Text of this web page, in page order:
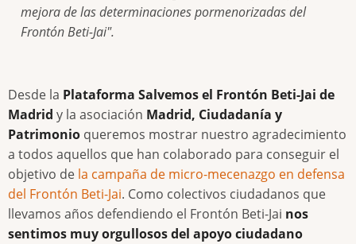
mejora de las determinaciones pormenorizadas del
Frontón Beti-Jai".
Desde la Plataforma Salvemos el Frontón Beti-Jai de
Madrid y la asociación Madrid, Ciudadanía y
Patrimonio queremos mostrar nuestro agradecimiento
a todos aquellos que han colaborado para conseguir el
objetivo de la campaña de micro-mecenazgo en defensa
del Frontón Beti-Jai. Como colectivos ciudadanos que
llevamos años defendiendo el Frontón Beti-Jai nos
sentimos muy orgullosos del apoyo ciudadano